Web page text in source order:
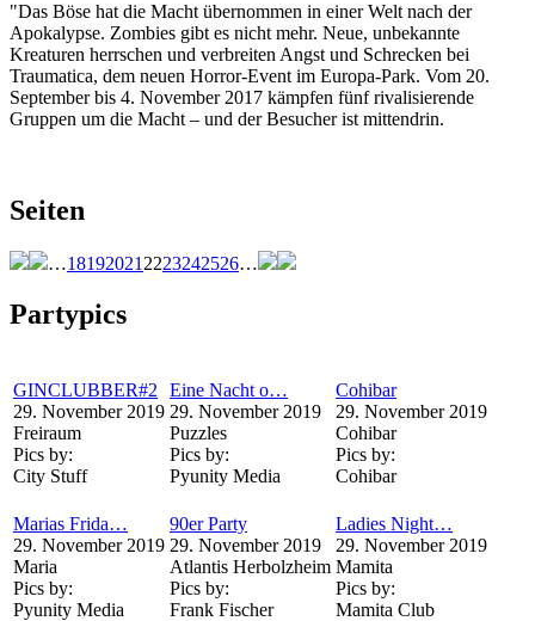
"Das Böse hat die Macht übernommen in einer Welt nach der
Apokalypse. Zombies gibt es nicht mehr. Neue, unbekannte
Kreaturen herrschen und verbreiten Angst und Schrecken bei
Traumatica, dem neuen Horror-Event im Europa-Park. Vom 20.
September bis 4. November 2017 kämpfen fünf rivalisierende
Gruppen um die Macht – und der Besucher ist mittendrin.
Seiten
…18192021 2223242526…
Partypics
GINCLUBBER#2
29. November 2019
Freiraum
Pics by:
City Stuff
Eine Nacht o…
29. November 2019
Puzzles
Pics by:
Pyunity Media
Cohibar
29. November 2019
Cohibar
Pics by:
Cohibar
Marias Frida…
29. November 2019
Maria
Pics by:
Pyunity Media
90er Party
29. November 2019
Atlantis Herbolzheim
Pics by:
Frank Fischer
Ladies Night…
29. November 2019
Mamita
Pics by:
Mamita Club